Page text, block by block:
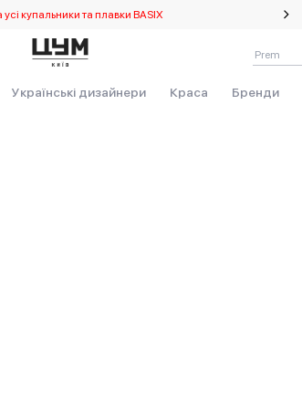
усі купальники та плавки BASIX
Українські дизайнери Краса Бренди